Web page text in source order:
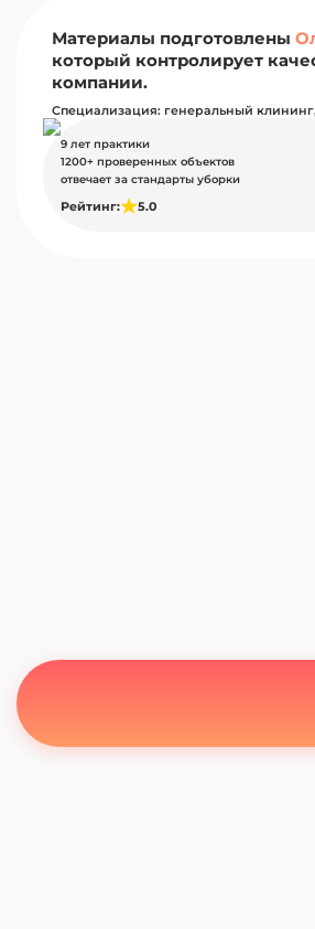
9 лет практики
1200+ проверенных объектов
отвечает за стандарты уборки
Рейтинг: 5.0
Материалы подготовлены
который контролирует
компании.
Специализация: генеральный